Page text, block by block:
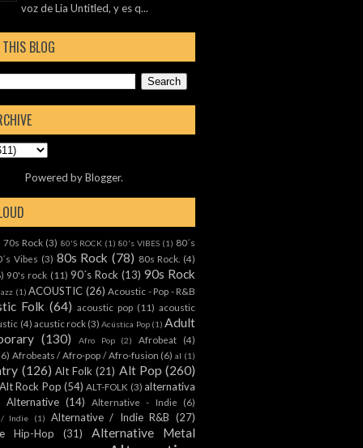
voz de Lia Untitled, y es q...
BLOG
Powered byBlogger.
70s Rock (3) 80'S ROCK (1) 80's VIBES (1) 80´s
Vibes (3) 80s Rock (78) 80s Rock. (4)
90's rock (11) 90´s Rock (13) 90s Rock
(1) ACOUSTIC (26) Acoustic - Pop - R&B
Folk (64) acoustic pop (11) acoustic
(4) acustic rock (3) Acústica Pop (1) Adult
(130) Afro Pop (2) Afrobeat
(4)
Afrobeats / Afro-pop / Afro-fusion (6) al (1)
(126) Alt Folk (21) Alt Pop (260)
Alt Rock Pop (54) ALT-FOLK (3) alternativa
Alternative (14) Alternative - Indie (6)
Indie (1) Alternative / Indie R&B (27)
Hip-Hop
(31) Alternative Metal